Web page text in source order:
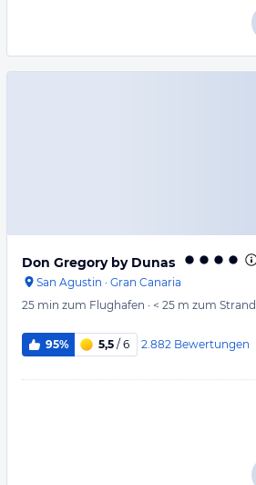
Don Gregory by Dunas
San Agustin · Gran Canaria
25 min zum Flughafen · < 25 m zum Strand
95% 5,5 / 6 2.882 Bewertungen